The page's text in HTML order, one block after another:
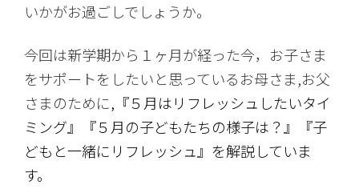
いかがお過ごしでしょうか。
今回は新学期から１ヶ月が経った今，お子さま
をサポートをしたいと思っているお母さま,お父
さまのために,『５月はリフレッシュしたいタイ
ミング』『５月の子どもたちの様子は？』『子
どもと一緒にリフレッシュ』を解説していま
す。